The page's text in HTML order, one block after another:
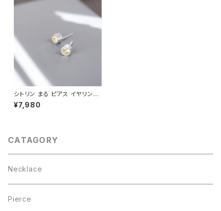
シトリン まる ピアス イヤリング
シルバー925
¥7,980
CATAGORY
Necklace
Pierce